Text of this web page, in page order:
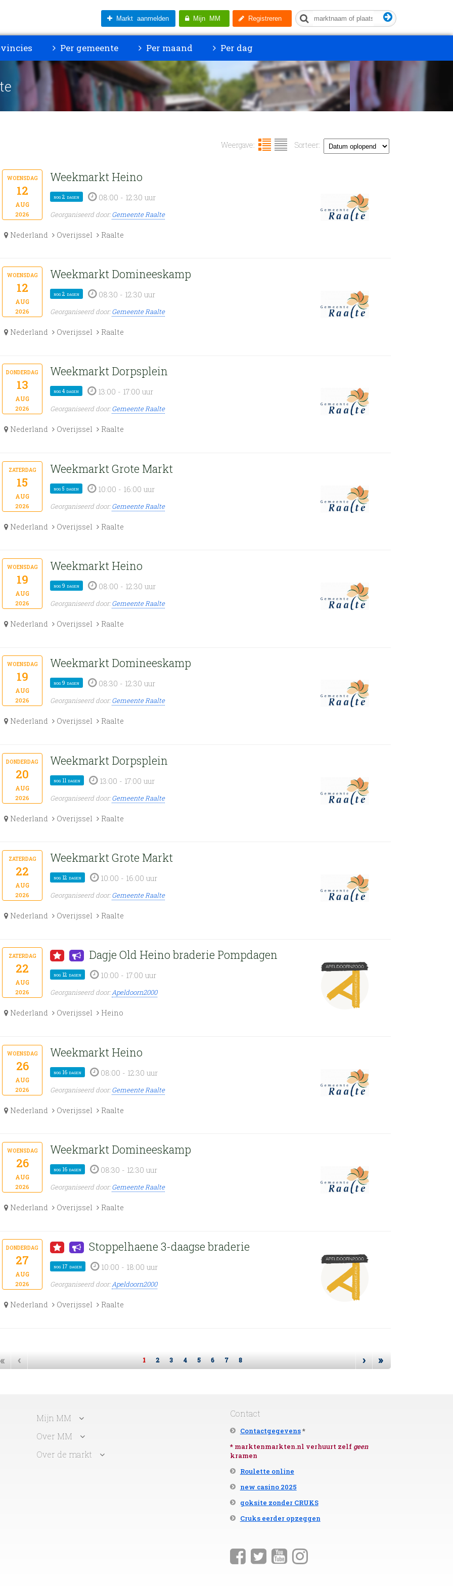
Registreren
Mijn MM
Markt aanmelden
Per gemeente Per maand Per dag
Sorteer:
Weergave:
woensdag
12
aug
2026
Weekmarkt Heino
nog 2 dagen 08:00 - 12:30 uur
Georganiseerd door:Gemeente Raalte
Nederland Overijssel Raalte
woensdag
12
aug
2026
Weekmarkt Domineeskamp
nog 2 dagen 08:30 - 12:30 uur
Georganiseerd door:Gemeente Raalte
Nederland Overijssel Raalte
donderdag
13
aug
2026
Weekmarkt Dorpsplein
nog 4 dagen 13:00 - 17:00 uur
Georganiseerd door:Gemeente Raalte
Nederland Overijssel Raalte
zaterdag
15
aug
2026
Weekmarkt Grote Markt
nog 5 dagen 10:00 - 16:00 uur
Georganiseerd door:Gemeente Raalte
Nederland Overijssel Raalte
woensdag
19
aug
2026
Weekmarkt Heino
nog 9 dagen 08:00 - 12:30 uur
Georganiseerd door:Gemeente Raalte
Nederland Overijssel Raalte
woensdag
19
aug
2026
Weekmarkt Domineeskamp
nog 9 dagen 08:30 - 12:30 uur
Georganiseerd door:Gemeente Raalte
Nederland Overijssel Raalte
donderdag
20
aug
2026
Weekmarkt Dorpsplein
nog 11 dagen 13:00 - 17:00 uur
Georganiseerd door:Gemeente Raalte
Nederland Overijssel Raalte
zaterdag
22
aug
2026
Weekmarkt Grote Markt
nog 12 dagen 10:00 - 16:00 uur
Georganiseerd door:Gemeente Raalte
Nederland Overijssel Raalte
zaterdag
22
aug
2026
Dagje Old Heino braderie Pompdagen
nog 12 dagen 10:00 - 17:00 uur
Georganiseerd door:Apeldoorn2000
Nederland Overijssel Heino
woensdag
26
aug
2026
Weekmarkt Heino
nog 16 dagen 08:00 - 12:30 uur
Georganiseerd door:Gemeente Raalte
Nederland Overijssel Raalte
woensdag
26
aug
2026
Weekmarkt Domineeskamp
nog 16 dagen 08:30 - 12:30 uur
Georganiseerd door:Gemeente Raalte
Nederland Overijssel Raalte
donderdag
27
aug
2026
Stoppelhaene 3-daagse braderie
nog 17 dagen 10:00 - 18:00 uur
Georganiseerd door:Apeldoorn2000
Nederland Overijssel Raalte
« ‹ 1 2 3 4 5 6 7 8 › »
Mijn MM
Over MM
Over de markt
Contact
Contactgegevens*
* marktenmarkten.nl verhuurt zelf geen
kramen
Roulette online
new casino 2025
goksite zonder CRUKS
Cruks eerder opzeggen